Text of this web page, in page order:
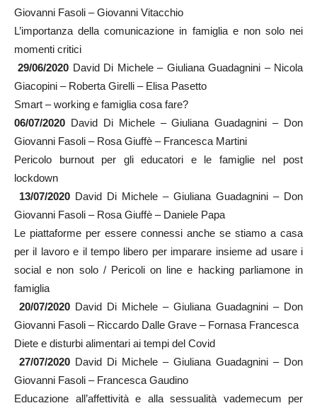
Giovanni Fasoli – Giovanni Vitacchio
L’importanza della comunicazione in famiglia e non solo nei
momenti critici
29/06/2020 David Di Michele – Giuliana Guadagnini – Nicola
Giacopini – Roberta Girelli – Elisa Pasetto
Smart – working e famiglia cosa fare?
06/07/2020 David Di Michele – Giuliana Guadagnini – Don
Giovanni Fasoli – Rosa Giuffè – Francesca Martini
Pericolo burnout per gli educatori e le famiglie nel post
lockdown
13/07/2020 David Di Michele – Giuliana Guadagnini – Don
Giovanni Fasoli – Rosa Giuffè – Daniele Papa
Le piattaforme per essere connessi anche se stiamo a casa
per il lavoro e il tempo libero per imparare insieme ad usare i
social e non solo / Pericoli on line e hacking parliamone in
famiglia
20/07/2020 David Di Michele – Giuliana Guadagnini – Don
Giovanni Fasoli – Riccardo Dalle Grave – Fornasa Francesca
Diete e disturbi alimentari ai tempi del Covid
27/07/2020 David Di Michele – Giuliana Guadagnini – Don
Giovanni Fasoli – Francesca Gaudino
Educazione all’affettività e alla sessualità vademecum per